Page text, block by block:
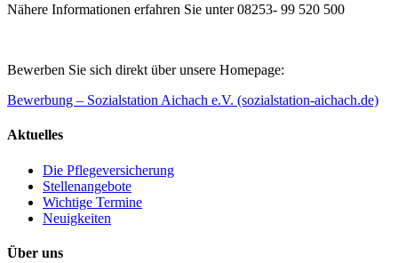
Nähere Informationen erfahren Sie unter 08253- 99 520 500
Bewerben Sie sich direkt über unsere Homepage:
Bewerbung – Sozialstation Aichach e.V. (sozialstation-aichach.de)
Aktuelles
Die Pflegeversicherung
Stellenangebote
Wichtige Termine
Neuigkeiten
Über uns